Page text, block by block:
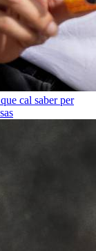
cal saber per